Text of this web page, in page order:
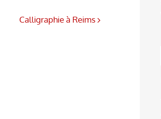
Calligraphie à Reims